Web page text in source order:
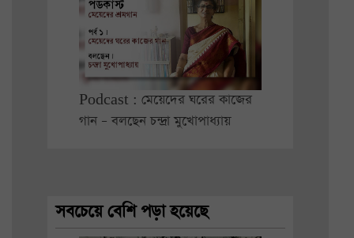
Podcast : মেয়েদের ঘরের কাজের
গান – বলছেন চন্দ্রা মুখোপাধ্যায়
সবচেয়ে বেশি পড়া হয়েছে